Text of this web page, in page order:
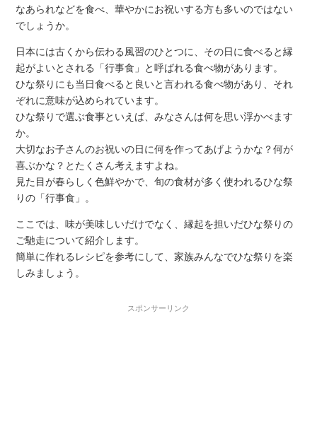
なあられなどを食べ、華やかにお祝いする方も多いのではない
でしょうか。
日本には古くから伝わる風習のひとつに、その日に食べると縁
起がよいとされる「行事食」と呼ばれる食べ物があります。
ひな祭りにも当日食べると良いと言われる食べ物があり、それ
ぞれに意味が込められています。
ひな祭りで選ぶ食事といえば、みなさんは何を思い浮かべます
か。
大切なお子さんのお祝いの日に何を作ってあげようかな？何が
喜ぶかな？とたくさん考えますよね。
見た目が春らしく色鮮やかで、旬の食材が多く使われるひな祭
りの「行事食」。
ここでは、味が美味しいだけでなく、縁起を担いだひな祭りの
ご馳走について紹介します。
簡単に作れるレシピを参考にして、家族みんなでひな祭りを楽
しみましょう。
スポンサーリンク